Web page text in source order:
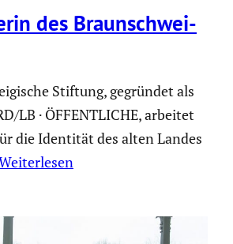
des Braun­schwei­
Stiftung, gegründet als
LB · ÖFFENTLICHE, arbeitet
die Identität des alten Landes